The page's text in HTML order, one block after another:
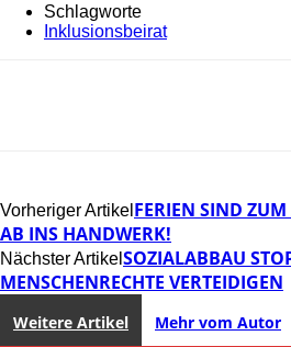
Schlagworte
Inklusionsbeirat
Vorheriger Artikel FERIEN SIND
AB INS HANDWERK!
Nächster Artikel SOZIALABBAU
MENSCHENRECHTE VERTEIDIGEN
Weitere Artikel Mehr vom Autor